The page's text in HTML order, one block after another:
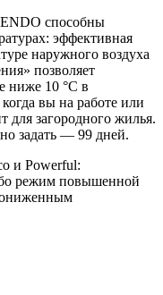
способны
эффективная
наружного воздуха
позволяет
ниже 10 °C в
вы на работе или
для загородного жилья.
задать — 99 дней.
и Powerful:
режим повышенной